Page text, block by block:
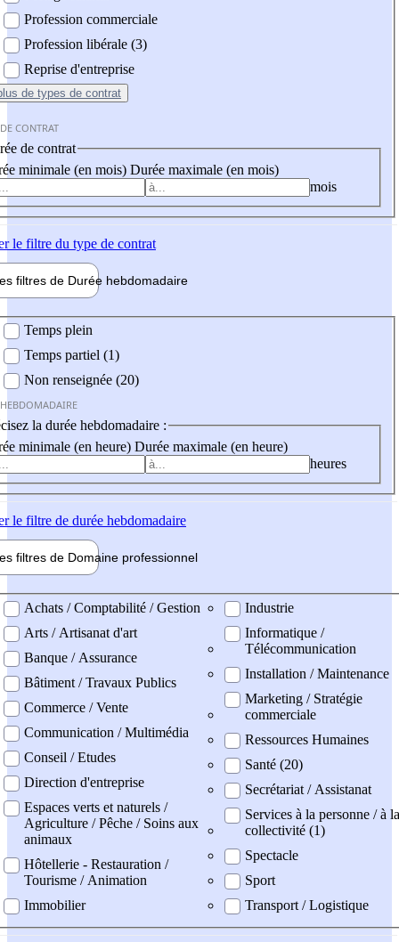
Profession commerciale
Profession libérale (3)
Reprise d'entreprise
de types de contrat
CONTRAT
de contrat
minimale (en mois) Durée maximale (en mois)
mois
le filtre du type de contrat
filtres de Durée hebdomadaire
Temps plein
Temps partiel (1)
Non renseignée (20)
la durée hebdomadaire :
minimale (en heure) Durée maximale (en heure)
heures
le filtre de durée hebdomadaire
filtres de Domaine professionnel
professionel
Achats / Comptabilité / Gestion
Arts / Artisanat d'art
Banque / Assurance
Bâtiment / Travaux Publics
Commerce / Vente
Communication / Multimédia
Conseil / Etudes
Direction d'entreprise
Espaces verts et naturels /
Agriculture / Pêche / Soins aux
animaux
Hôtellerie - Restauration /
Tourisme / Animation
Immobilier
Industrie
Informatique /
Télécommunication
Installation / Maintenance
Marketing / Stratégie
commerciale
Ressources Humaines
Santé (20)
Secrétariat / Assistanat
Services à la personne / à la
collectivité (1)
Spectacle
Sport
Transport / Logistique